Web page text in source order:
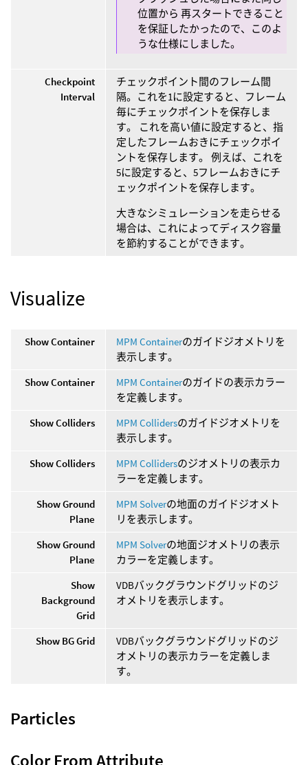
位置から 再スタートできること
を保証したかったので、このよ
うな仕様にしました。
Checkpoint
Interval
チェックポイント間のフレーム間
隔。これを1に設定すると、フレーム
毎にチェックポイントを保存しま
す。 これを高い値に設定すると、指
定したフレームおきにチェックポイ
ントを保存します。 例えば、これを
5に設定すると、5フレームおきにチ
ェックポイントを保存します。
大きなシミュレーションを走らせる
場合は、これによってディスク容量
を節約することができます。
Visualize
Show Container MPM Containerのガイドジオメトリを
表示します。
Show Container
MPM Containerのガイドの表示カラー
を定義します。
Show Colliders
MPM Collidersのガイドジオメトリを
表示します。
Show Colliders
MPM Collidersのジオメトリの表示カ
ラーを定義します。
Show Ground
Plane
MPM Solverの地面のガイドジオメト
リを表示します。
Show Ground
Plane
MPM Solverの地面ジオメトリの表示
カラーを定義します。
Show
Background
Grid
VDBバックグラウンドグリッドのジ
オメトリを表示します。
Show BG Grid
VDBバックグラウンドグリッドのジ
オメトリの表示カラーを定義しま
す。
Particles
Color From Attribute